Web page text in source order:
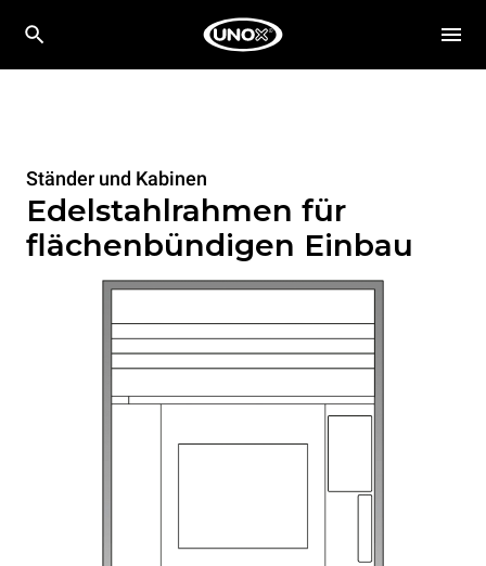
Ständer und Kabinen
Edelstahlrahmen für
flächenbündigen Einbau